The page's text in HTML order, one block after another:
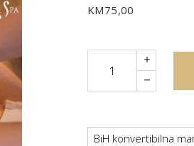
KM75,00
BiH konvertibilna